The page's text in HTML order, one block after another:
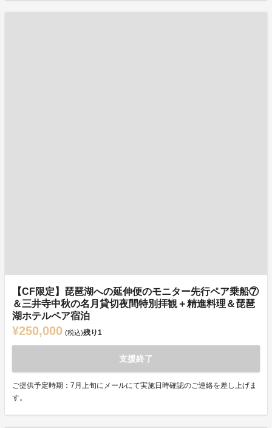
【CF限定】琵琶湖への延伸便のモニター先行ペア乗船⑦
＆三井寺中秋の名月貸切夜間特別拝観＋精進料理＆琵琶
湖ホテルペア宿泊
¥250,000 (税込)残り1
支援終了
ご提供予定時期：7月上旬にメールにて実施日時確認のご連絡を差し上げま
す。